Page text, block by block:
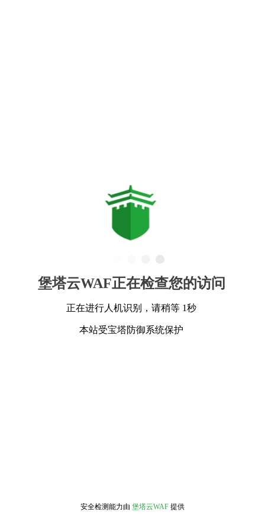
堡塔云WAF正在检查您的访问
正在进行人机识别，请稍等 1秒
本站受宝塔防御系统保护
安全检测能力由 堡塔云WAF 提供